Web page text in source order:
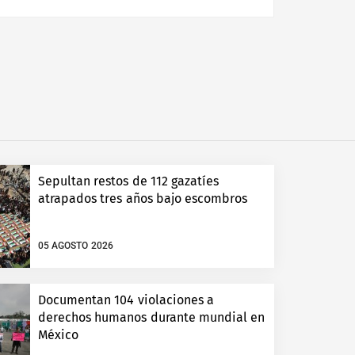
Sepultan restos de 112 gazatíes
atrapados tres años bajo escombros
05 AGOSTO 2026
Documentan 104 violaciones a
derechos humanos durante mundial en
México